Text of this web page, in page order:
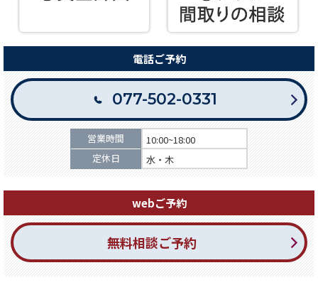
電話ご予約
077-502-0331
営業時間
10:00~18:00
定休日
水・木
webご予約
無料相談ご予約